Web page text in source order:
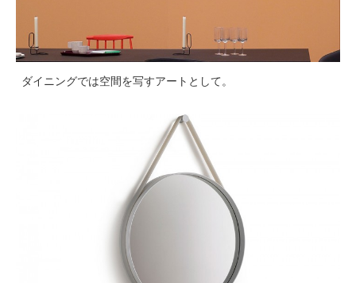
ダイニングでは空間を写すアートとして。